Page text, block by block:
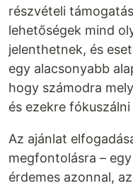
részvételi
lehetőségek mind
jelenthetnek, és
egy alacsonyabb
hogy számodra
és ezekre
Az ajánlat
megfontolásra –
érdemes azonnal,